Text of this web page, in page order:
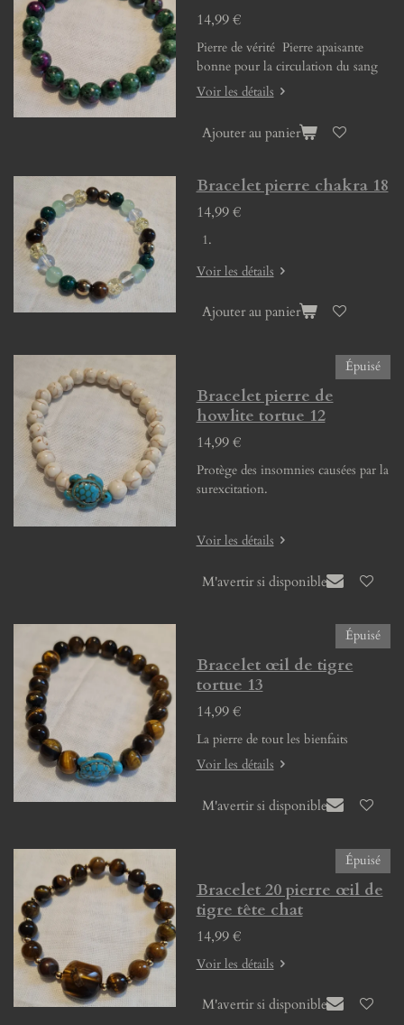
14,99 €
Pierre de vérité Pierre apaisante
bonne pour la circulation du sang
Voir les détails
Ajouter au panier
Bracelet pierre chakra 18
14,99 €
Voir les détails
Ajouter au panier
Épuisé
Bracelet pierre de
howlite tortue 12
14,99 €
Protège des insomnies causées par la
surexcitation.
Voir les détails
M'avertir si disponible
Épuisé
Bracelet œil de tigre
tortue 13
14,99 €
La pierre de tout les bienfaits
Voir les détails
M'avertir si disponible
Épuisé
Bracelet 20 pierre œil de
tigre tête chat
14,99 €
Voir les détails
M'avertir si disponible